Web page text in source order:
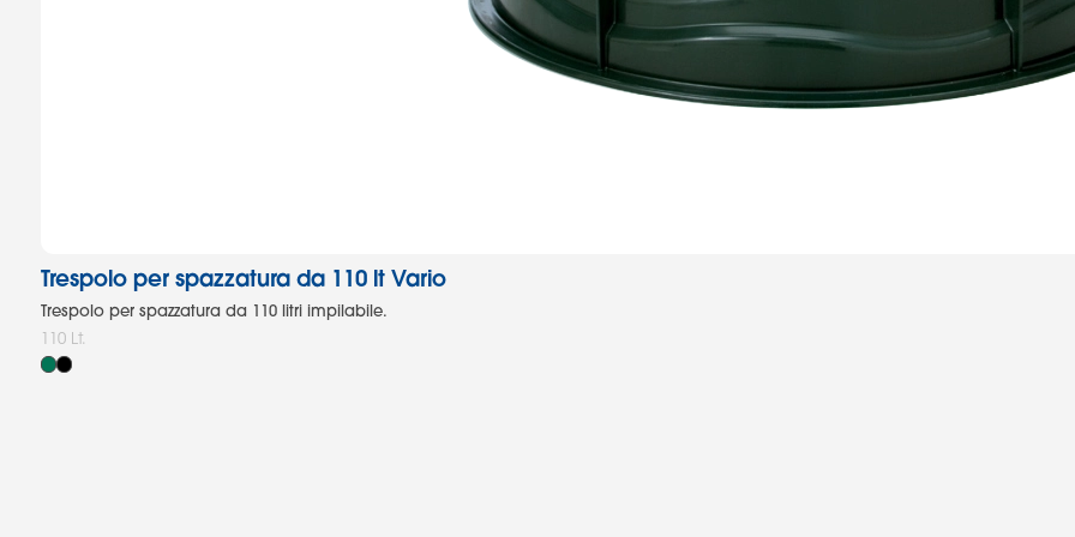
Trespolo per spazzatura da 110 lt Vario
Trespolo per spazzatura da 110 litri impilabile.
110 Lt.